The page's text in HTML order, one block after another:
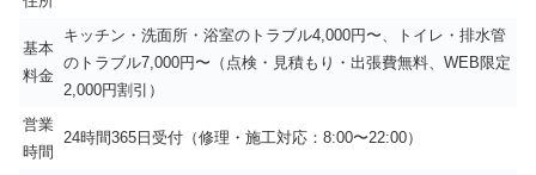
基本
料金
キッチン・洗面所・浴室のトラブル4,000円〜、トイレ・排水管
のトラブル7,000円〜（点検・見積もり・出張費無料、WEB限定
2,000円割引）
営業
時間
24時間365日受付（修理・施工対応：8:00〜22:00）